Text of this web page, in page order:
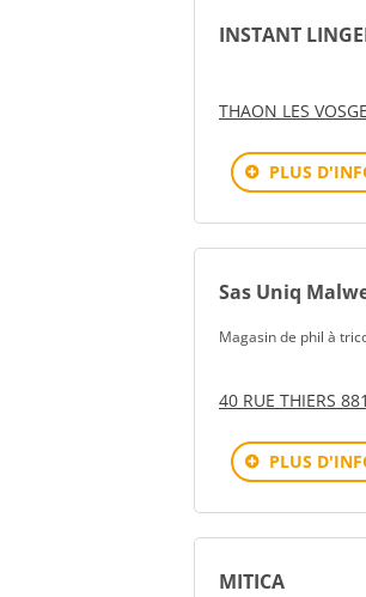
INSTANT
THAON LES
PLUS
Sas Uniq
Magasin de phil à
40 RUE THIERS
PLUS
MITICA